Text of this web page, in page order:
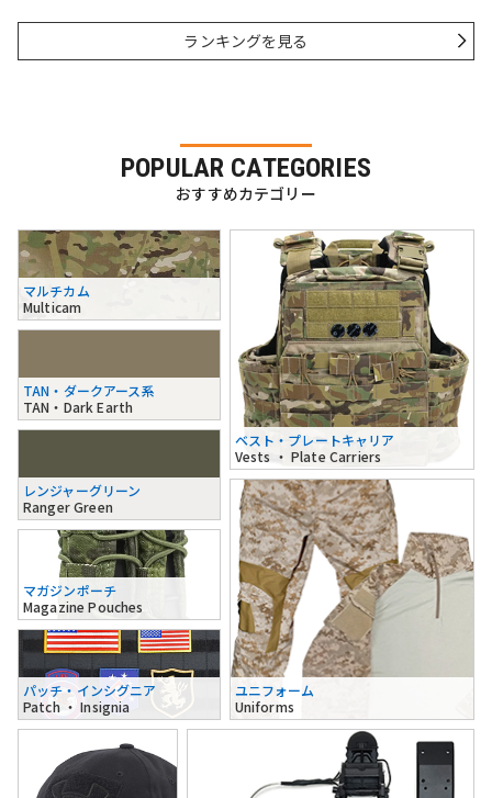
ランキングを見る
POPULAR CATEGORIES
おすすめカテゴリー
マルチカム
Multicam
TAN・ダークアース系
TAN・Dark Earth
レンジャーグリーン
Ranger Green
ベスト・プレートキャリア
Vests ・ Plate Carriers
マガジンポーチ
Magazine Pouches
パッチ・インシグニア
Patch ・ Insignia
ユニフォーム
Uniforms